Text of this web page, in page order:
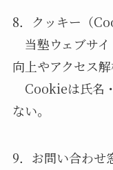
8．クッキー（
当塾ウェブサ
向上やアクセス解
Cookieは氏名
ない。
9．お問い合わせ